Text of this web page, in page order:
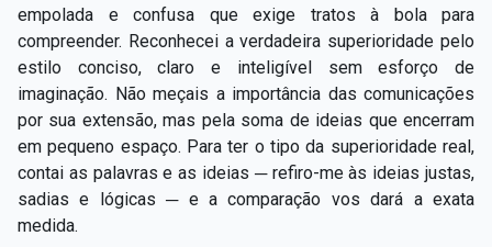
empolada e confusa que exige tratos à bola para
compreender. Reconhecei a verdadeira superioridade pelo
estilo conciso, claro e inteligível sem esforço de
imaginação. Não meçais a importância das comunicações
por sua extensão, mas pela soma de ideias que encerram
em pequeno espaço. Para ter o tipo da superioridade real,
contai as palavras e as ideias ─ refiro-me às ideias justas,
sadias e lógicas ─ e a comparação vos dará a exata
medida.